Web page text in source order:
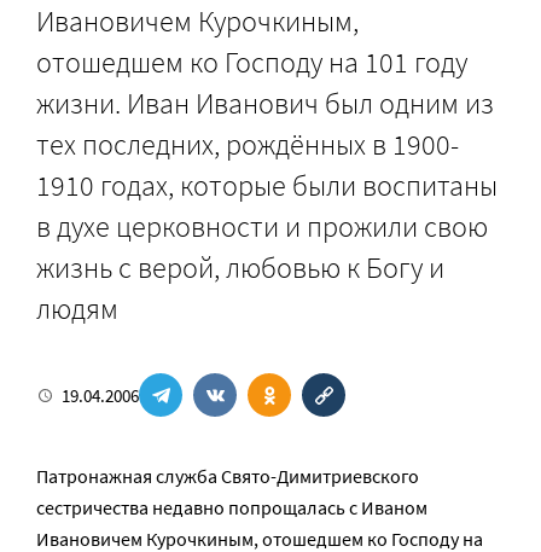
Ивановичем Курочкиным,
отошедшем ко Господу на 101 году
жизни. Иван Иванович был одним из
тех последних, рождённых в 1900-
1910 годах, которые были воспитаны
в духе церковности и прожили свою
жизнь с верой, любовью к Богу и
людям
19.04.2006
Патронажная служба Свято-Димитриевского
сестричества недавно попрощалась с Иваном
Ивановичем Курочкиным, отошедшем ко Господу на